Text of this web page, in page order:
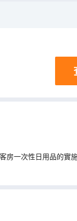
房一次性日用品的實